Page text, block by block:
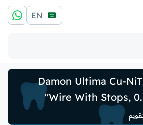
EN
Damon Ultima Cu-
Wire With Stops,